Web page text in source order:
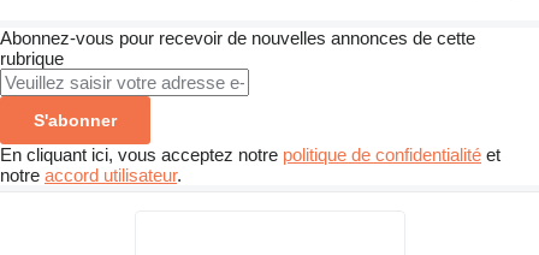
Abonnez-vous pour recevoir de nouvelles annonces de cette
rubrique
S'abonner
En cliquant ici, vous acceptez notre politique de confidentialité et
notre accord utilisateur.